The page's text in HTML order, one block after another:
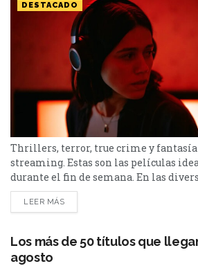
DESTACADO
Thrillers, terror, true crime y
streaming. Estas son las películas
durante el fin de semana. En las
streaming aparecen propuestas para
un thriller español cargado de tensión
película de terror psicológico y el
LEER MÁS
Los más de 50 títulos que
agosto